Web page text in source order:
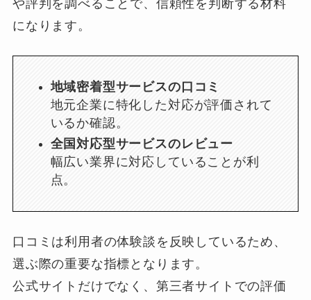
や評判を調べることで、信頼性を判断する材料
になります。
地域密着型サービスの口コミ
地元企業に特化した対応が評価されて
いるか確認。
全国対応型サービスのレビュー
幅広い業界に対応していることが利
点。
口コミは利用者の体験談を反映しているため、
選ぶ際の重要な指標となります。
公式サイトだけでなく、第三者サイトでの評価